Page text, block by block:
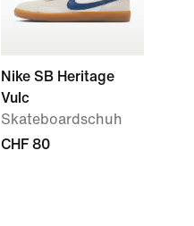
Nike SB Heritage
Vulc
Skateboardschuh
CHF 80